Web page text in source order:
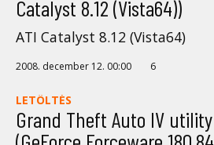
Catalyst 8.12 (Vista64))
ATI Catalyst 8.12 (Vista64)
2008. december 12. 00:00 6
LETÖLTÉS
Grand Theft Auto IV utility